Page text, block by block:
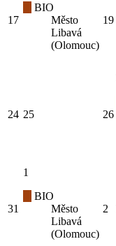
17
BIO
Město
Libavá
(Olomouc)
19
24 25 26
31
1
BIO
Město
Libavá
(Olomouc)
2